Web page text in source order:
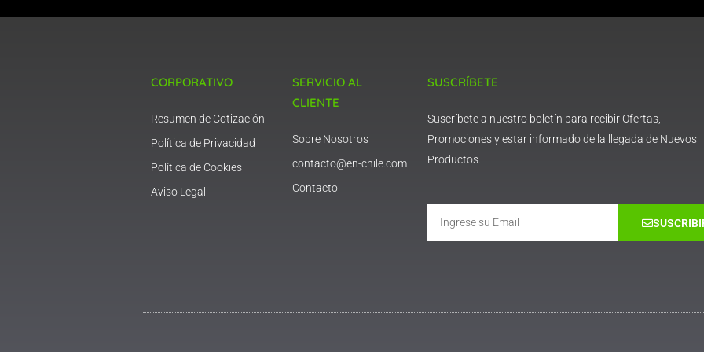
CORPORATIVO
Resumen de Cotización
Política de Privacidad
Política de Cookies
Aviso Legal
SERVICIO AL
CLIENTE
Sobre Nosotros
contacto@en-chile.com
Contacto
SUSCRÍBETE
Suscríbete a nuestro boletín para recibir Ofertas,
Promociones y estar informado de la llegada de Nuevos
Productos.